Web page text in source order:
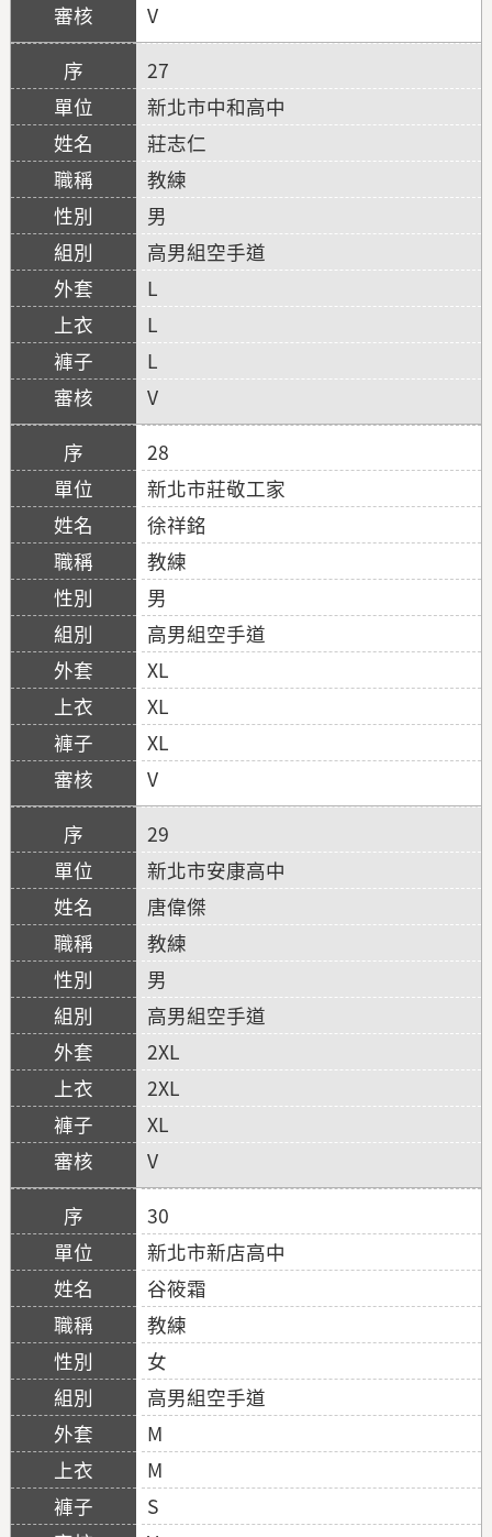
V
27
新北市中和高中
莊志仁
教練
男
高男組空手道
L
L
L
V
28
新北市莊敬工家
徐祥銘
教練
男
高男組空手道
XL
XL
XL
V
29
新北市安康高中
唐偉傑
教練
男
高男組空手道
2XL
2XL
XL
V
30
新北市新店高中
谷筱霜
教練
女
高男組空手道
M
M
S